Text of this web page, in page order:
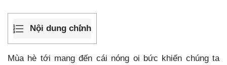
Nội dung chính
Mùa hè tới mang đến cái nóng oi bức khiến chúng ta